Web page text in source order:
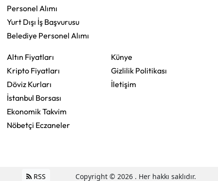
Personel Alımı
Yurt Dışı İş Başvurusu
Belediye Personel Alımı
Altın Fiyatları
Kripto Fiyatları
Döviz Kurları
İstanbul Borsası
Ekonomik Takvim
Nöbetçi Eczaneler
Künye
Gizlilik Politikası
İletişim
RSS Copyright © 2026 . Her hakkı saklıdır.